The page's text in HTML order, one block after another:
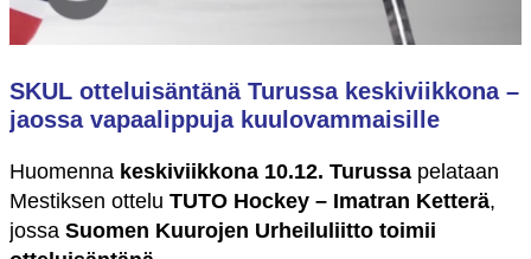
SKUL otteluisäntänä Turussa keskiviikkona –
jaossa vapaalippuja kuulovammaisille
Huomenna keskiviikkona 10.12. Turussa pelataan
Mestiksen ottelu TUTO Hockey – Imatran Ketterä,
jossa Suomen Kuurojen Urheiluliitto toimii